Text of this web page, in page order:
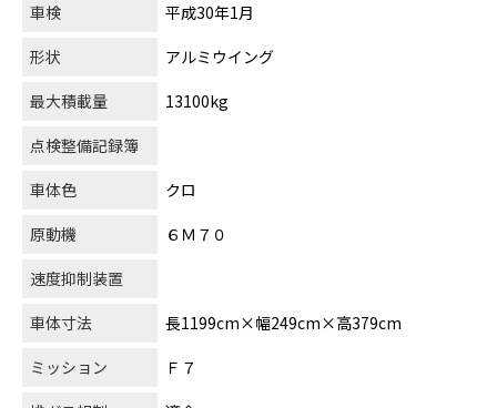
車検
平成30年1月
形状
アルミウイング
最大積載量
13100kg
点検整備記録簿
車体色
クロ
原動機
６Ｍ７０
速度抑制装置
車体寸法
長1199cm×幅249cm×高379cm
ミッション
Ｆ７